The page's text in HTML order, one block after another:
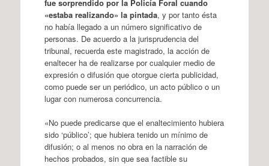
fue sorprendido por la Policía Foral cuando
«estaba realizando» la pintada, y por tanto ésta
no había llegado a un número significativo de
personas. De acuerdo a la jurisprudencia del
tribunal, recuerda este magistrado, la acción de
enaltecer ha de realizarse por cualquier medio de
expresión o difusión que otorgue cierta publicidad,
como puede ser un periódico, un acto público o un
lugar con numerosa concurrencia.
«No puede predicarse que el enaltecimiento hubiera
sido ‘público’; que hubiera tenido un mínimo de
difusión; o al menos no obra en la narración de
hechos probados, sin que sea factible su